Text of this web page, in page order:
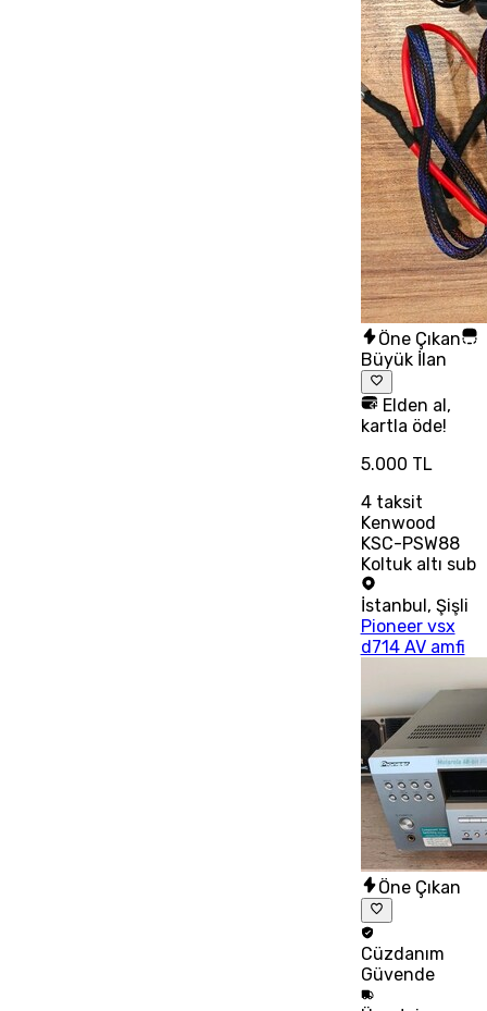
Öne Çıkan
Büyük İlan
Elden al,
kartla öde!
5.000 TL
4taksit
Kenwood
KSC-PSW88
Koltuk altı sub
İstanbul , Şişli
Pioneer vsx
d714 AV amfi
Öne Çıkan
Cüzdanım
Güvende